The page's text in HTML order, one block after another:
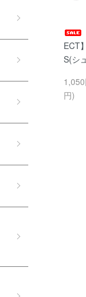
ECT
S(シ
円)